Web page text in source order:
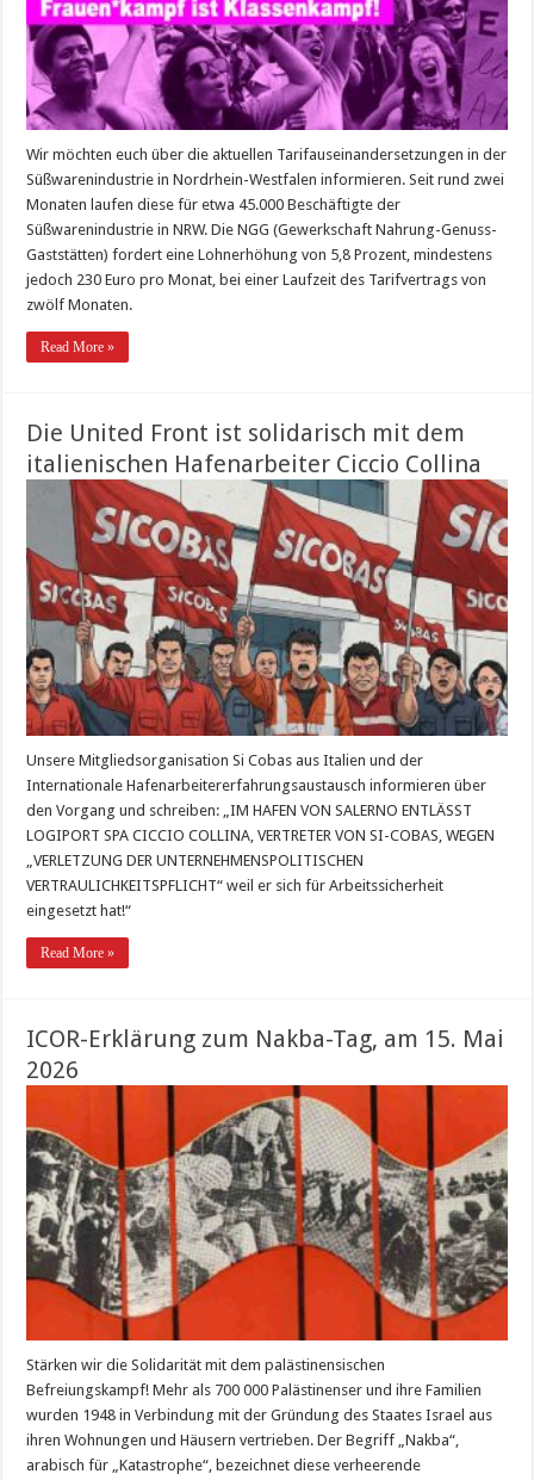
Wir möchten euch über die aktuellen Tarifauseinandersetzungen in der
Süßwarenindustrie in Nordrhein-Westfalen informieren. Seit rund zwei
Monaten laufen diese für etwa 45.000 Beschäftigte der
Süßwarenindustrie in NRW. Die NGG (Gewerkschaft Nahrung-Genuss-
Gaststätten) fordert eine Lohnerhöhung von 5,8 Prozent, mindestens
jedoch 230 Euro pro Monat, bei einer Laufzeit des Tarifvertrags von
zwölf Monaten.
Read More »
Die United Front ist solidarisch mit dem
italienischen Hafenarbeiter Ciccio Collina
Unsere Mitgliedsorganisation Si Cobas aus Italien und der
Internationale Hafenarbeitererfahrungsaustausch informieren über
den Vorgang und schreiben: „IM HAFEN VON SALERNO ENTLÄSST
LOGIPORT SPA CICCIO COLLINA, VERTRETER VON SI-COBAS, WEGEN
„VERLETZUNG DER UNTERNEHMENSPOLITISCHEN
VERTRAULICHKEITSPFLICHT“ weil er sich für Arbeitssicherheit
eingesetzt hat!“
Read More »
ICOR-Erklärung zum Nakba-Tag, am 15. Mai
2026
Stärken wir die Solidarität mit dem palästinensischen
Befreiungskampf! Mehr als 700 000 Palästinenser und ihre Familien
wurden 1948 in Verbindung mit der Gründung des Staates Israel aus
ihren Wohnungen und Häusern vertrieben. Der Begriff „Nakba“,
arabisch für „Katastrophe“, bezeichnet diese verheerende